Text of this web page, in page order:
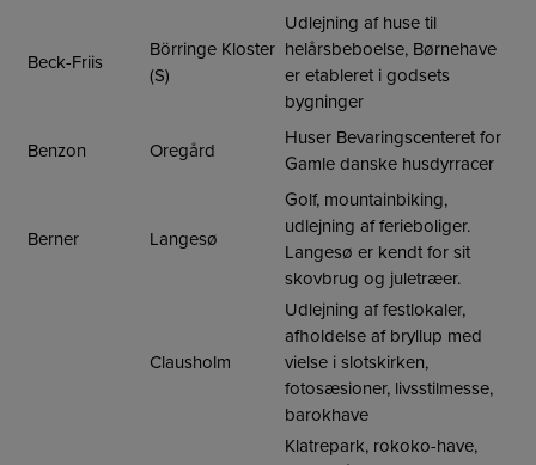
Beck-Friis
Börringe Kloster
(S)
Udlejning af huse til
helårsbeboelse, Børnehave
er etableret i godsets
bygninger
Benzon
Oregård
Huser Bevaringscenteret for
Gamle danske husdyrracer
Berner Langesø
Golf, mountainbiking,
udlejning af ferieboliger.
Langesø er kendt for sit
skovbrug og juletræer.
Clausholm
Udlejning af festlokaler,
afholdelse af bryllup med
vielse i slotskirken,
fotosæsioner, livsstilmesse,
barokhave
Klatrepark, rokoko-have,